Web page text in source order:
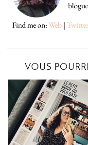
Find me on:Web|
VOUS